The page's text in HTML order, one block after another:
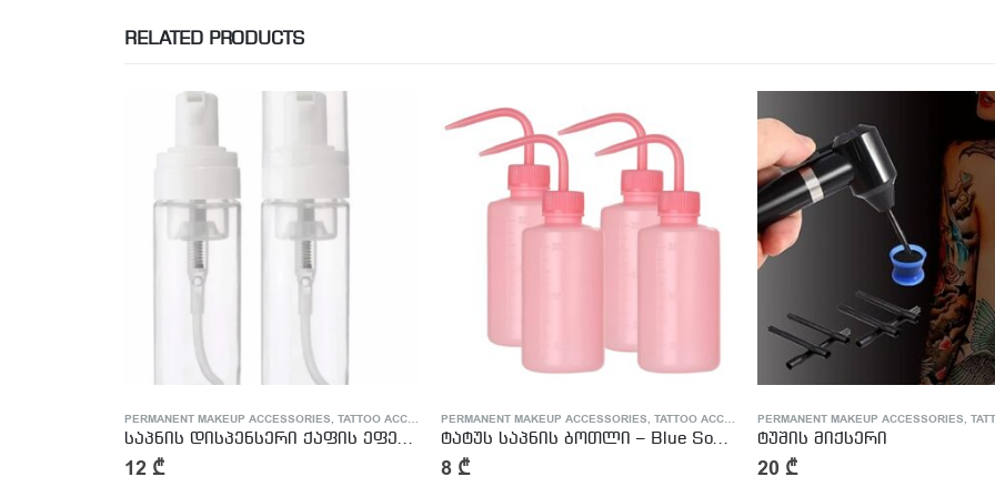
RELATED PRODUCTS
PERMANENT MAKEUP ACCESSORIES,TATTOO ACCESSORIES
ტატუს საპნის ბოთლი – Blue Soap Bottle
8₾
PERMANENT MAKEUP ACCESSORIES,TATTOO ACCESSORIES
ტუშის მიქსერი
20
PERMANENT MAKEUP ACCESSORIES,
7₾